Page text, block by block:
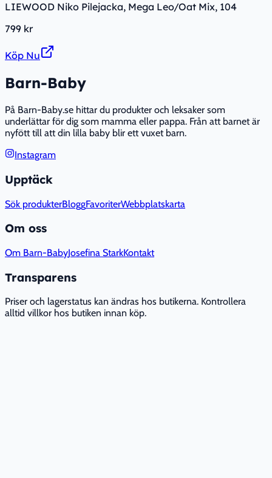
LIEWOOD Niko Pilejacka, Mega Leo/Oat Mix, 104
799 kr
Köp Nu
Barn-Baby
På Barn-Baby.se hittar du produkter och leksaker som
underlättar för dig som mamma eller pappa. Från att barnet är
nyfött till att din lilla baby blir ett vuxet barn.
Instagram
Upptäck
Sök produkterBloggFavoriterWebbplatskarta
Om oss
Om Barn-BabyJosefina StarkKontakt
Transparens
Priser och lagerstatus kan ändras hos butikerna. Kontrollera
alltid villkor hos butiken innan köp.